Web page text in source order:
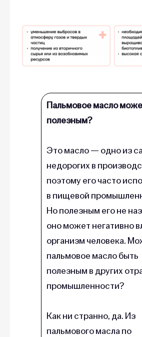
Пальмовое масло
полезным?
Это масло — одно из
недорогих в
поэтому его часто
в пищевой
Но полезным его не
оно может негативно
организм человека.
пальмовое масло быть
полезным в других
промышленности?
Как ни странно, да. Из
пальмового масла по